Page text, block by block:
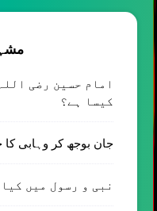
امام حسین رضی
کیسا ہے؟
جان بوجھ کر وہابی کا
نبی و رسول میں